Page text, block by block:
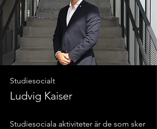
Studiesocialt
Ludvig Kaiser
Studiesociala aktiviteter är de som sker